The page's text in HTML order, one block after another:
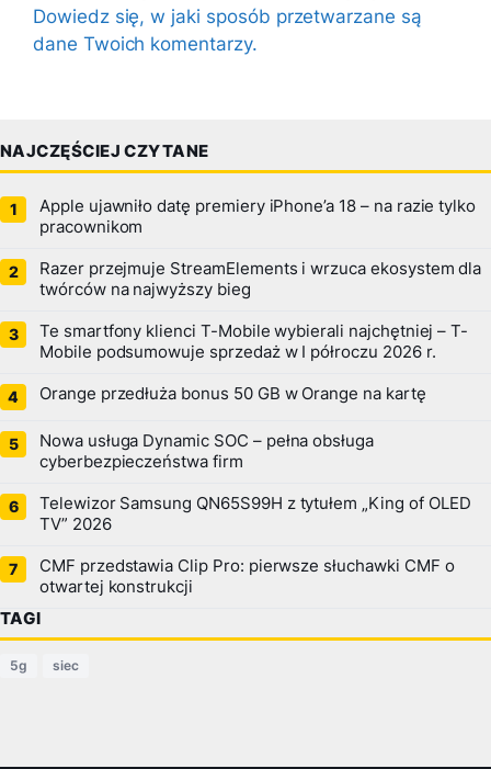
Dowiedz się, w jaki sposób przetwarzane są
dane Twoich komentarzy.
NAJCZĘŚCIEJ CZYTANE
Apple ujawniło datę premiery iPhone’a 18 – na razie tylko
pracownikom
Razer przejmuje StreamElements i wrzuca ekosystem dla
twórców na najwyższy bieg
Te smartfony klienci T-Mobile wybierali najchętniej – T-
Mobile podsumowuje sprzedaż w I półroczu 2026 r.
Orange przedłuża bonus 50 GB w Orange na kartę
Nowa usługa Dynamic SOC – pełna obsługa
cyberbezpieczeństwa firm
Telewizor Samsung QN65S99H z tytułem „King of OLED
TV” 2026
CMF przedstawia Clip Pro: pierwsze słuchawki CMF o
otwartej konstrukcji
TAGI
5g siec